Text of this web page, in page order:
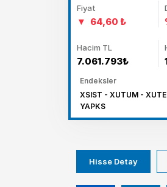
Fiyat
64,60 ₺
Hacim TL
7.061.793₺
Endeksler
XSIST - XUTUM -
YAPKS
Hisse Detay